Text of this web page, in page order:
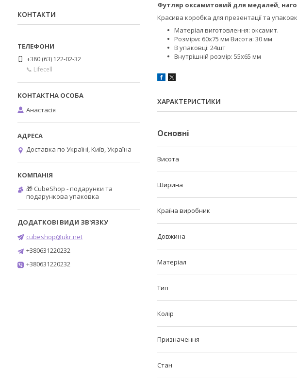
Футляр оксамитовий для медалей,
Красива коробка для презентації та
Матеріал виготовлення: оксамит.
Розміри: 60х75 мм Висота: 30 мм
В упаковці: 24шт
Внутрішній розмір: 55х65 мм
ХАРАКТЕРИСТИКИ
Основні
Висота
Ширина
Країна виробник
Довжина
Матеріал
Тип
Колір
Призначення
Стан
КОНТАКТИ
+380 (63) 122-02-32
📞 Lifecell
Анастасія
Доставка по Україні, Київ, Україна
🎁 CubeShop - подарунки та
подарункова упаковка
cubeshop@ukr.net
+380631220232
+380631220232